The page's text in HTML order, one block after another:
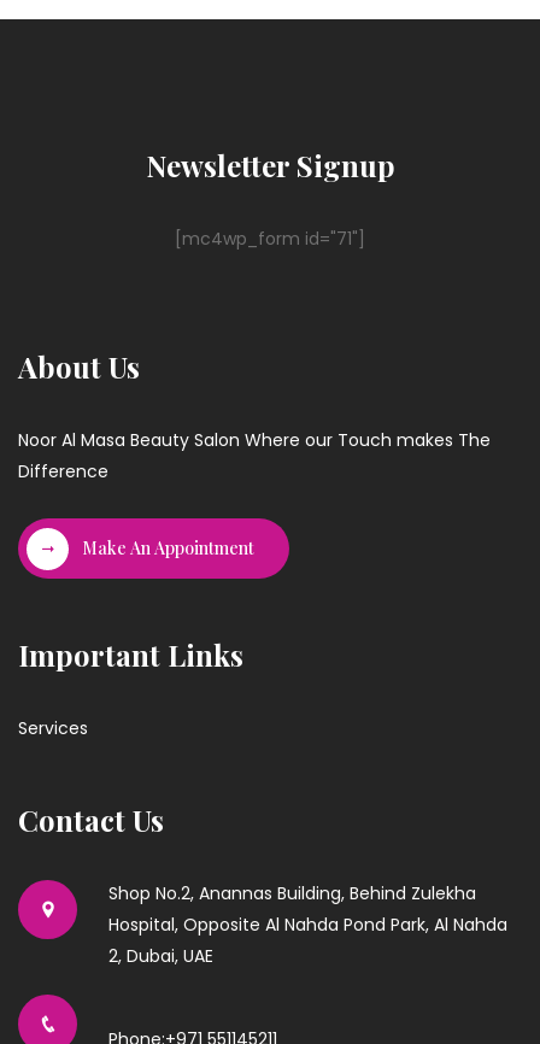
Newsletter Signup
[mc4wp_form id="71"]
About Us
Noor Al Masa Beauty Salon Where our Touch makes The
Difference
Make An Appointment
Important Links
Services
Contact Us
Shop No.2, Anannas Building, Behind Zulekha
Hospital, Opposite Al Nahda Pond Park, Al Nahda
2, Dubai, UAE
Phone:+971 551145211